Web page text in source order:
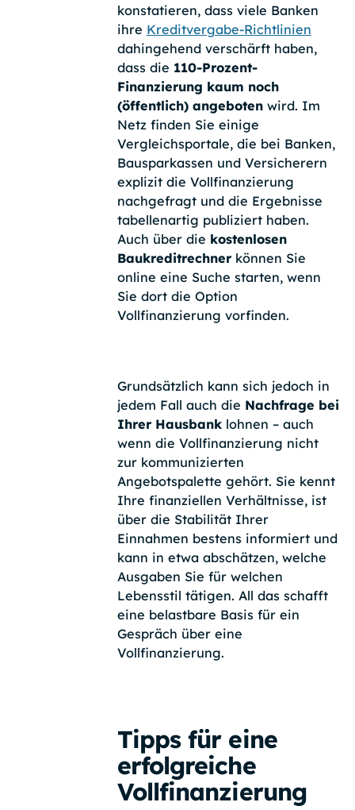
konstatieren, dass viele Banken
ihre Kreditvergabe-Richtlinien
dahingehend verschärft haben,
dass die 110-Prozent-
Finanzierung kaum noch
(öffentlich) angebotenwird. Im
Netz finden Sie einige
Vergleichsportale, die bei Banken,
Bausparkassen und Versicherern
explizit die Vollfinanzierung
nachgefragt und die Ergebnisse
tabellenartig publiziert haben.
Auch über die kostenlosen
Baukreditrechnerkönnen Sie
online eine Suche starten, wenn
Sie dort die Option
Vollfinanzierung vorfinden.
Grundsätzlich kann sich jedoch in
jedem Fall auch die Nachfrage bei
Ihrer Hausbanklohnen – auch
wenn die Vollfinanzierung nicht
zur kommunizierten
Angebotspalette gehört. Sie kennt
Ihre finanziellen Verhältnisse, ist
über die Stabilität Ihrer
Einnahmen bestens informiert und
kann in etwa abschätzen, welche
Ausgaben Sie für welchen
Lebensstil tätigen. All das schafft
eine belastbare Basis für ein
Gespräch über eine
Vollfinanzierung.
Tipps für eine
erfolgreiche
Vollfinanzierung